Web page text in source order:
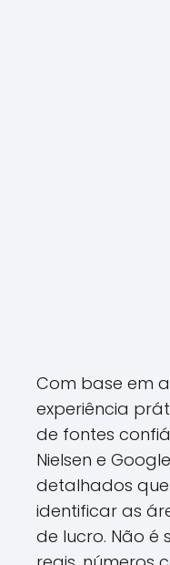
Com base em
experiência
de fontes
Nielsen e
detalhados
identificar as
de lucro. Não é